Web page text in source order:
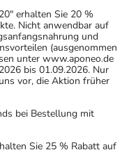
erhalten Sie 20 %
Nicht anwendbar auf
und
(ausgenommen
unter www.aponeo.de
bis 01.09.2026. Nur
vor, die Aktion früher
bei Bestellung mit
Sie 25 % Rabatt auf